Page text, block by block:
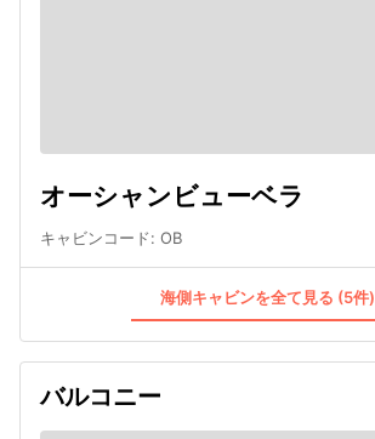
オーシャンビューベラ
キャビンコード: OB
海側キャビンを全て見る (5件)
バルコニー